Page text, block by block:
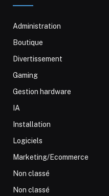
Administration
Boutique
Divertissement
Gaming
Gestion hardware
IA
Installation
Logiciels
Marketing/Ecommerce
Non classé
Non classé